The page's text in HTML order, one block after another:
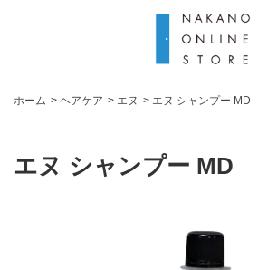
ホーム > ヘアケア > エヌ > エヌ シャンプー MD
エヌ シャンプー MD